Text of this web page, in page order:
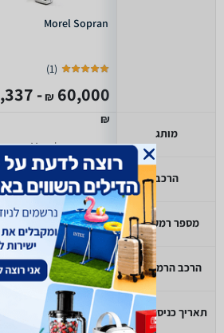
מותג
הרכב
מספר רמקולים
הרכב הרמקולים
תאריך כניסה לזאפ
Morel Sopran
(
1
)
60,000
₪
- 31,337
₪
Morel
רמקולים רצפתיים
2 רמקולים
זוג רמקולים רצפתיים
1/2015